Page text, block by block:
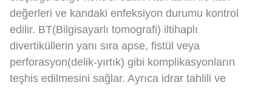
değerleri ve kandaki enfeksiyon durumu kontrol
edilir. BT(Bilgisayarlı tomografi) iltihaplı
divertiküllerin yanı sıra apse, fistül veya
perforasyon(delik-yırtık) gibi komplikasyonların
teşhis edilmesini sağlar. Ayrıca idrar tahlili ve